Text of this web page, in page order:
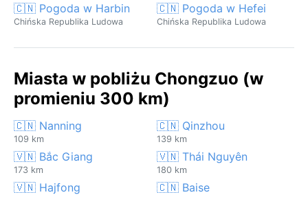
🇨🇳 Pogoda w Harbin
Chińska Republika Ludowa
🇨🇳 Pogoda w Hefei
Chińska Republika Ludowa
Miasta w pobliżu Chongzuo (w
promieniu 300 km)
🇨🇳 Nanning
109 km
🇨🇳 Qinzhou
139 km
🇻🇳 Bắc Giang
173 km
🇻🇳 Thái Nguyên
180 km
🇻🇳 Hajfong 🇨🇳 Baise